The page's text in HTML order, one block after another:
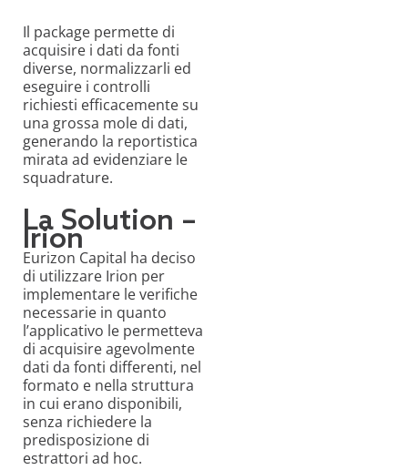
Il package permette di
acquisire i dati da fonti
diverse, normalizzarli ed
eseguire i controlli
richiesti efficacemente su
una grossa mole di dati,
generando la reportistica
mirata ad evidenziare le
squadrature.
La Solution –
Irion
Eurizon Capital ha deciso
di utilizzare Irion per
implementare le verifiche
necessarie in quanto
l’applicativo le permetteva
di acquisire agevolmente
dati da fonti differenti, nel
formato e nella struttura
in cui erano disponibili,
senza richiedere la
predisposizione di
estrattori ad hoc.